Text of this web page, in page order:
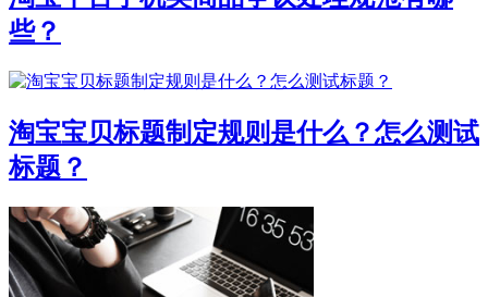
些？
淘宝宝贝标题制定规则是什么？怎么测试
标题？